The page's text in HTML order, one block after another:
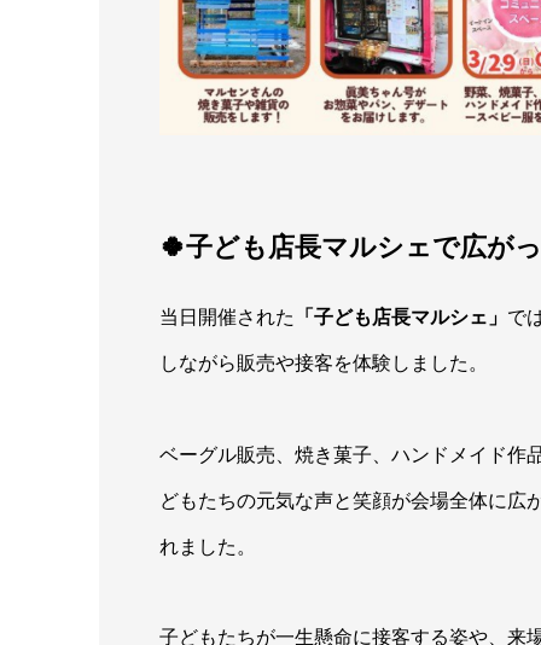
🍀子ども店長マルシェで広が
当日開催された 「子ども店長マルシェ」 で
しながら販売や接客を体験しました。
ベーグル販売、焼き菓子、ハンドメイド作
どもたちの元気な声と笑顔が会場全体に
れました。
子どもたちが一生懸命に接客する姿や、来